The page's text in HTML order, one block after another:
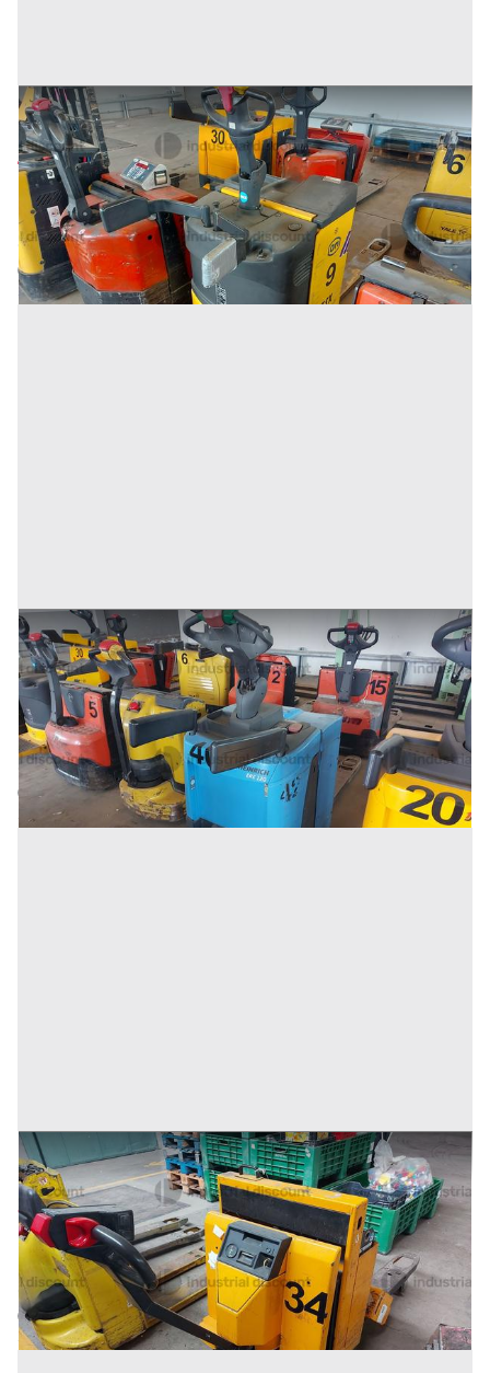
9#9470 Transpallet elettrico OM TSX 20
Inserito il: 10/02/2026
Conselve
(Padova)
Annuncio scaduto
Prezzo
454 €
Codice annuncio:835736121
8#9470 Transpallet elettrico Jungheinrich Ere 120
Inserito il: 10/02/2026
Conselve (Padova)
Annuncio scaduto
Prezzo
504 €
Codice annuncio:1088738025
3#9470 Transpallet elettrico Jungheinrich Eje L 16
Inserito il: 10/02/2026
Conselve (Padova)
Annuncio scaduto
Prezzo
356 €
Codice annuncio:126154608